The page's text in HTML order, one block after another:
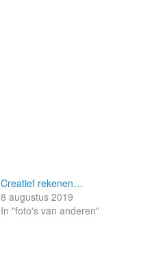
Creatief rekenen…
8 augustus 2019
In "foto's van anderen"